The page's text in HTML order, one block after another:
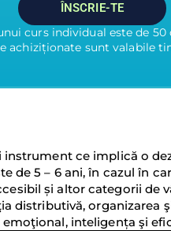
ÎNSCRIE-TE
curs individual este de 50
achiziționate sunt valabile
ce implică o
de 5 – 6 ani, în cazul în
și altor categorii de
distributivă, organizarea
inteligența şi